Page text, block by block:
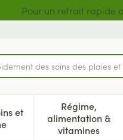
Pour un retrait rapide
des soins des plaies
et
le sous-menu pour la
Régime,
alimentation &
vitamines
Afficher